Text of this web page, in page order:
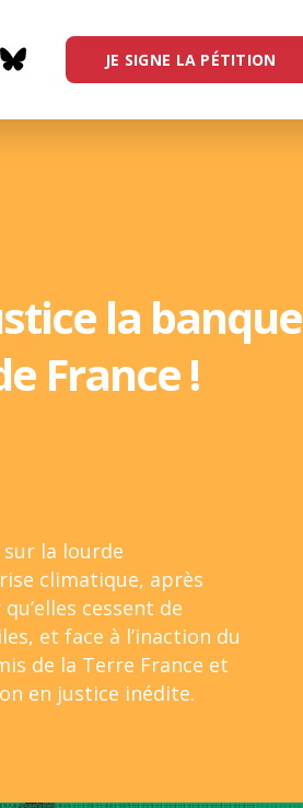
JE SIGNE LA PÉTITION
la banque
France !
la lourde
climatique, après
cessent de
et face à l’inaction du
de la Terre France et
en justice inédite.